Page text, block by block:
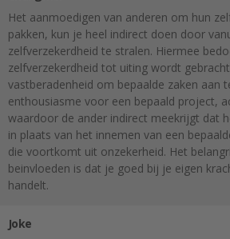
Het aanmoedigen van anderen om hun
pakken, kun je heel indirect doen door
zelfverzekerdheid te stralen. Hiermee
zelfverzekerdheid tot uiting wordt
vastberadenheid om bepaalde zaken aan
enthousiasme voor een bepaald project,
waardoor de ander indirect meekrijgt dat
in plaats van het innemen van een
die voortkomt uit onzekerheid. Het
beinvloeden is dat je goed bij je eigen
handelt.
Joke